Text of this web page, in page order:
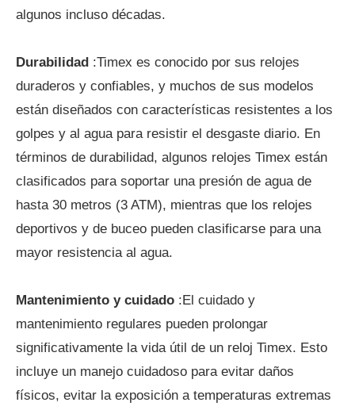
algunos incluso décadas.
Durabilidad :Timex es conocido por sus relojes
duraderos y confiables, y muchos de sus modelos
están diseñados con características resistentes a los
golpes y al agua para resistir el desgaste diario. En
términos de durabilidad, algunos relojes Timex están
clasificados para soportar una presión de agua de
hasta 30 metros (3 ATM), mientras que los relojes
deportivos y de buceo pueden clasificarse para una
mayor resistencia al agua.
Mantenimiento y cuidado :El cuidado y
mantenimiento regulares pueden prolongar
significativamente la vida útil de un reloj Timex. Esto
incluye un manejo cuidadoso para evitar daños
físicos, evitar la exposición a temperaturas extremas